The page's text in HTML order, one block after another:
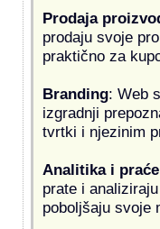
Prodaja
prodaju svoje
praktično za
Branding: Web
izgradnji
tvrtki i njezinim
Analitika i
prate i
poboljšaju svoje